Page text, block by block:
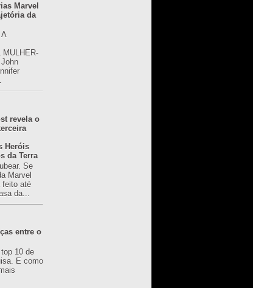
Marvel
da
MULHER-
revela o
Heróis
da Terra
Se
Marvel
feito até
da...
entre o
10 de
E como